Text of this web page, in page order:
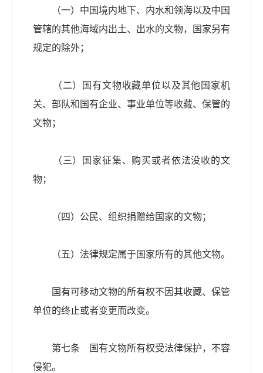
（一）中国境内地下、内水和领海以及中国
管辖的其他海域内出土、出水的文物，国家另有
规定的除外；
（二）国有文物收藏单位以及其他国家机
关、部队和国有企业、事业单位等收藏、保管的
文物；
（三）国家征集、购买或者依法没收的文
物；
（四）公民、组织捐赠给国家的文物；
（五）法律规定属于国家所有的其他文物。
国有可移动文物的所有权不因其收藏、保管
单位的终止或者变更而改变。
第七条 国有文物所有权受法律保护，不容
侵犯。